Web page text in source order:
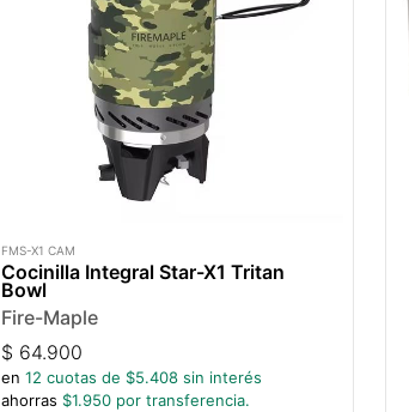
FMS-X1 CAM
Cocinilla Integral Star-X1 Tritan
Bowl
Fire-Maple
$ 64.900
en 12 cuotas de $5.408 sin interés
ahorras $1.950por transferencia.